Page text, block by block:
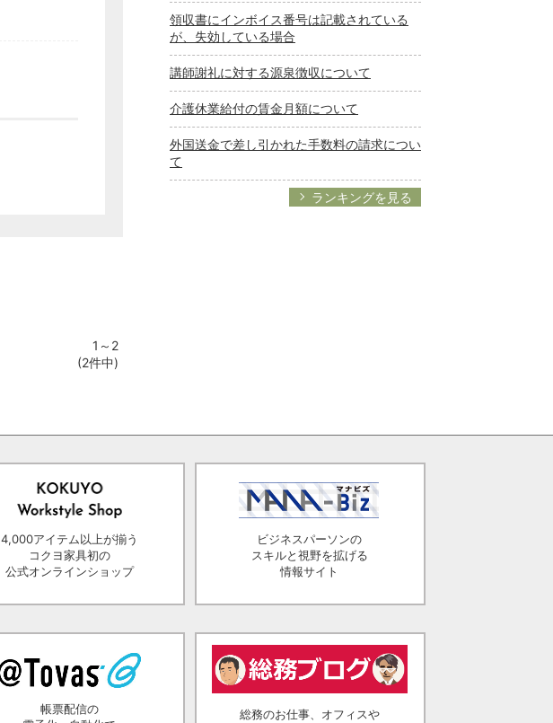
1～2
(2件中)
領収書にインボイス番号は記載されている
が、失効している場合
講師謝礼に対する源泉徴収について
介護休業給付の賃金月額について
外国送金で差し引かれた手数料の請求につい
て
ランキングを見る
4,000アイテム以上が揃う
コクヨ家具初の
公式オンラインショップ
ビジネスパーソンの
スキルと視野を拡げる
情報サイト
帳票配信の
総務のお仕事、オフィスや